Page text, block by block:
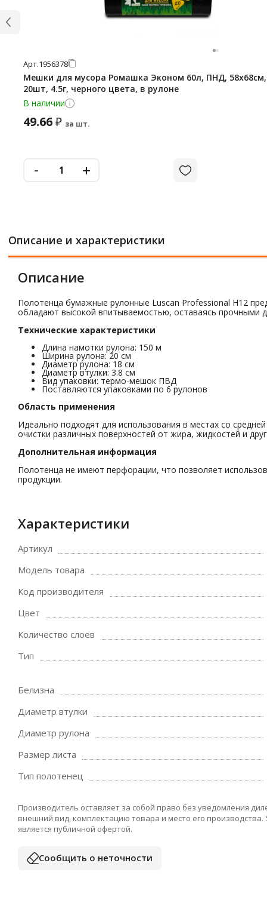
Арт.1956378
Мешки для мусора Ромашка Эконом 60л, ПНД,
20шт, 4.5г, черного цвета, в рулоне
В наличии
49.66₽ за шт.
- +
Описание и характеристики
Описание
Полотенца бумажные рулонные Luscan Professional H12
обладают высокой впитываемостью, оставаясь прочными
Технические характеристики
Длина намотки рулона: 150 м
Ширина рулона: 20 см
Диаметр рулона: 18 см
Диаметр втулки: 3.8 см
Вид упаковки: термо-мешок ПВД
Поставляются упаковками по 6 рулонов
Область применения
Идеально подходят для использования в местах со
очистки различных поверхностей от жира, жидкостей и
Дополнительная информация
Полотенца не имеют перфорации, что позволяет
продукции.
Характеристики
Артикул
Модель товара
Код производителя
Цвет
Количество слоев
Тип
Белизна
Диаметр втулки
Диаметр рулона
Размер листа
Тип полотенец
Производитель оставляет за собой право без уведомления
внешний вид, комплектацию товара и место его
является публичной офертой.
Сообщить о неточности